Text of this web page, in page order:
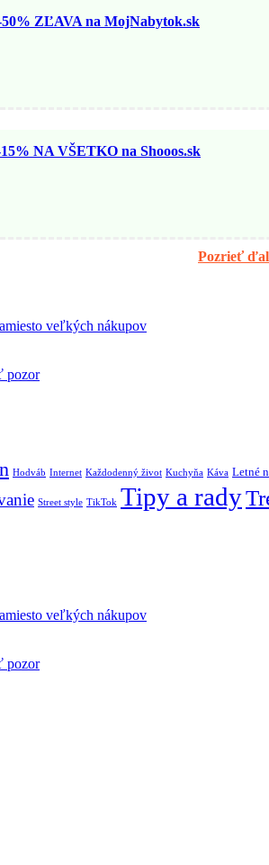
ZĽAVA na MojNabytok.sk
NA VŠETKO na Shooos.sk
Pozrieť
veľkých nákupov
pozor
Hodváb Internet Každodenný život Kuchyňa Káva Letné
Street style TikTok Tipy a rady
veľkých nákupov
pozor